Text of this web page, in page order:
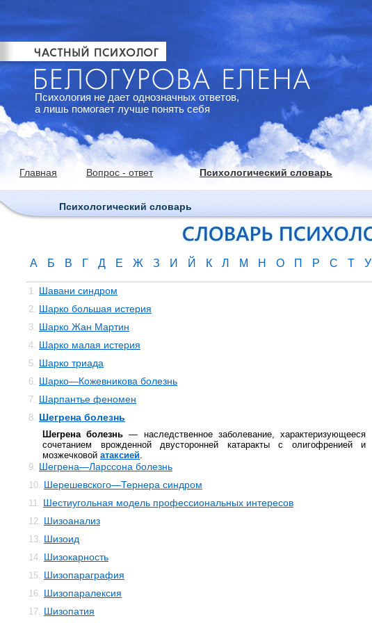
Психология не дает однозначных ответов,
а лишь помогает лучше понять себя
Главная Вопрос - ответ Психологический словарь
Психологический словарь
А Б В Г Д Е Ж З И Й К Л М Н О П Р С Т У
1. Шавани синдром
2. Шарко большая истерия
3. Шарко Жан Мартин
4. Шарко малая истерия
5. Шарко триада
6. Шарко—Кожевникова болезнь
7. Шарпантье феномен
8. Шегрена болезнь
Шегрена болезнь — наследственное заболевание, характеризующееся
сочетанием врожденной двусторонней катаракты с олигофренией и
мозжечковой атаксией.
9. Шегрена—Ларссона болезнь
10. Шерешевского—Тернера синдром
11. Шестиугольная модель профессиональных интересов
12. Шизоанализ
13. Шизоид
14. Шизокарность
15. Шизопараграфия
16. Шизопаралексия
17. Шизопатия